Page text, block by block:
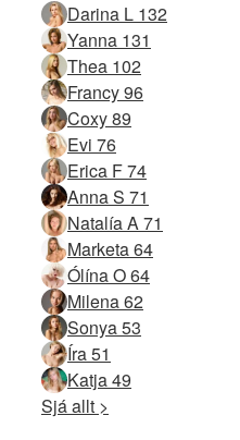
Darina L 132
Yanna 131
Thea 102
Francy 96
Coxy 89
Evi 76
Erica F 74
Anna S 71
Natalía A 71
Marketa 64
Ólína O 64
Milena 62
Sonya 53
Íra 51
Katja 49
Sjá allt >